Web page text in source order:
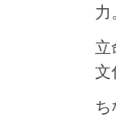
力
立
文